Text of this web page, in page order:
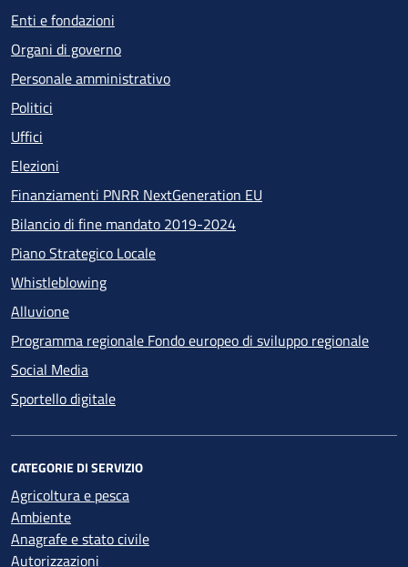
Enti e fondazioni
Organi di governo
Personale amministrativo
Politici
Uffici
Elezioni
Finanziamenti PNRR NextGeneration EU
Bilancio di fine mandato 2019-2024
Piano Strategico Locale
Whistleblowing
Alluvione
Programma regionale Fondo europeo di sviluppo regionale
Social Media
Sportello digitale
CATEGORIE DI SERVIZIO
Agricoltura e pesca
Ambiente
Anagrafe e stato civile
Autorizzazioni